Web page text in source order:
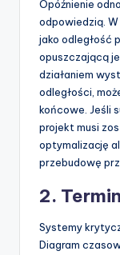
Opóźnienie
odpowiedzią.
jako odległość
opuszczającą
działaniem
odległości,
końcowe. Jeśli
projekt musi
optymalizację
przebudowę
2.
Systemy
Diagram